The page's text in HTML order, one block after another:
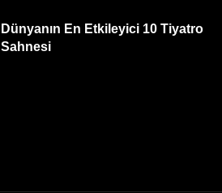
Dünyanın En Etkileyici 10 Tiyatro
Sahnesi